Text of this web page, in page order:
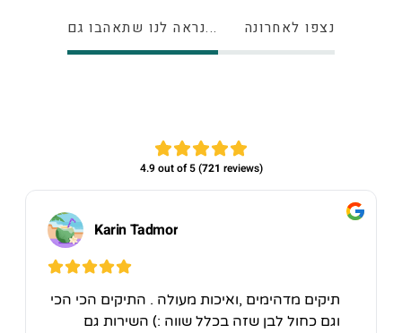
נראה לנו שתאהבו גם... נצפו לאחרונה